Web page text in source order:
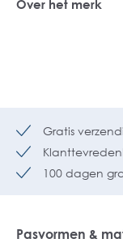
Over het merk
Gratis
100 dagen
Pasvormen &